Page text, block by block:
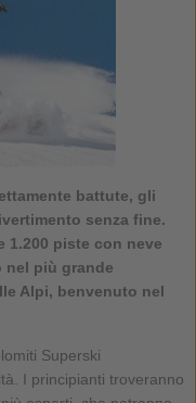
battute, gli
senza fine.
1.200 piste con neve
nel più grande
Alpi, benvenuto nel
Superski
I principianti troveranno